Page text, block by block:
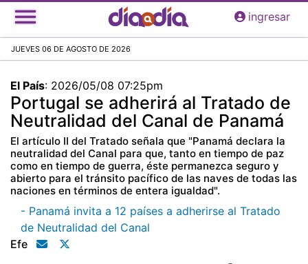
Pasar
al
principal
ingresar
JUEVES 06 DE AGOSTO DE 2026
El País: 2026/05/08 07:25pm
Portugal se adherirá al Tratado de
Neutralidad del Canal de Panamá
El artículo II del Tratado señala que "Panamá declara la
neutralidad del Canal para que, tanto en tiempo de paz
como en tiempo de guerra, éste permanezca seguro y
abierto para el tránsito pacífico de las naves de todas las
naciones en términos de entera igualdad".
- Panamá invita a 12 países a adherirse al Tratado
de Neutralidad del Canal
Efe